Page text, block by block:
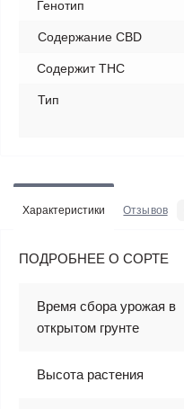
Генотип
Содержание CBD
Содержит THC
Тип
Характеристики Отзывов
ПОДРОБНЕЕ О СОРТЕ
Время сбора урожая в
открытом грунте
Высота растения